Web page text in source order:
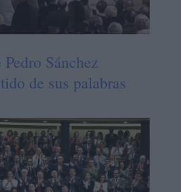
Sánchez
de sus palabras